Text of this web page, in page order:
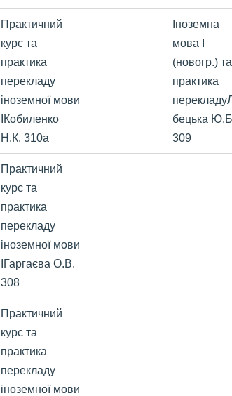
Практичний
курс та
практика
перекладу
іноземної мови
ІКобиленко
Н.К. 310а
Іноземна
мова І
(новогр.) та
практика
бецька
309
Практичний
курс та
практика
перекладу
іноземної мови
ІГаргаєва О.В.
308
Практичний
курс та
практика
перекладу
іноземної мови